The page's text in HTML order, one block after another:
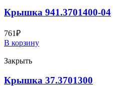
Крышка 941.3701400-04
761₽
В корзину
Закрыть
Крышка 37.3701300